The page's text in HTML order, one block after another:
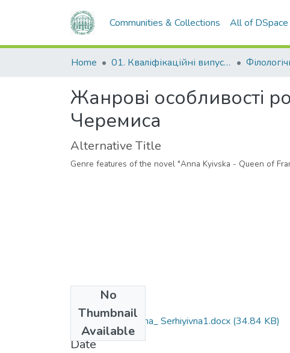
Communities & Collections All of DSpace
Home 01. Кваліфікаційні випускні роботи здобувачів вищої освіти
Жанрові особливості
Черемиса
Alternative Title
Genre features of the novel "Anna Kyivska - Queen of
No
Thumbnail
Available
035_Rybak_ Hanna_ Serhiyivna1.docx (34.84 KB)
Date